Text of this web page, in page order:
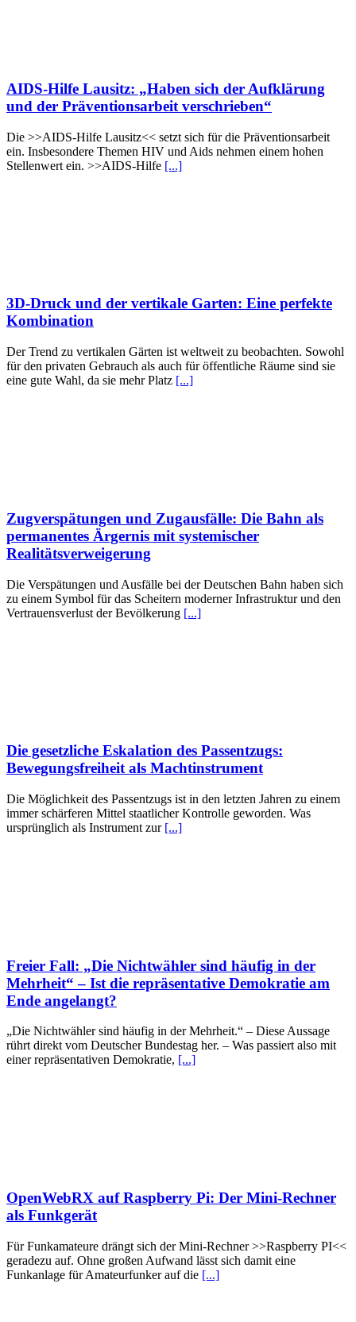
AIDS-Hilfe Lausitz: „Haben sich der Aufklärung
und der Präventionsarbeit verschrieben“
Die >>AIDS-Hilfe Lausitz<< setzt sich für die Präventionsarbeit
ein. Insbesondere Themen HIV und Aids nehmen einem hohen
Stellenwert ein. >>AIDS-Hilfe [...]
3D-Druck und der vertikale Garten: Eine perfekte
Kombination
Der Trend zu vertikalen Gärten ist weltweit zu beobachten. Sowohl
für den privaten Gebrauch als auch für öffentliche Räume sind sie
eine gute Wahl, da sie mehr Platz [...]
Zugverspätungen und Zugausfälle: Die Bahn als
permanentes Ärgernis mit systemischer
Realitätsverweigerung
Die Verspätungen und Ausfälle bei der Deutschen Bahn haben sich
zu einem Symbol für das Scheitern moderner Infrastruktur und den
Vertrauensverlust der Bevölkerung [...]
Die gesetzliche Eskalation des Passentzugs:
Bewegungsfreiheit als Machtinstrument
Die Möglichkeit des Passentzugs ist in den letzten Jahren zu einem
immer schärferen Mittel staatlicher Kontrolle geworden. Was
ursprünglich als Instrument zur [...]
Freier Fall: „Die Nichtwähler sind häufig in der
Mehrheit“ – Ist die repräsentative Demokratie am
Ende angelangt?
„Die Nichtwähler sind häufig in der Mehrheit.“ – Diese Aussage
rührt direkt vom Deutscher Bundestag her. – Was passiert also mit
einer repräsentativen Demokratie, [...]
OpenWebRX auf Raspberry Pi: Der Mini-Rechner
als Funkgerät
Für Funkamateure drängt sich der Mini-Rechner >>Raspberry PI<<
geradezu auf. Ohne großen Aufwand lässt sich damit eine
Funkanlage für Amateurfunker auf die [...]